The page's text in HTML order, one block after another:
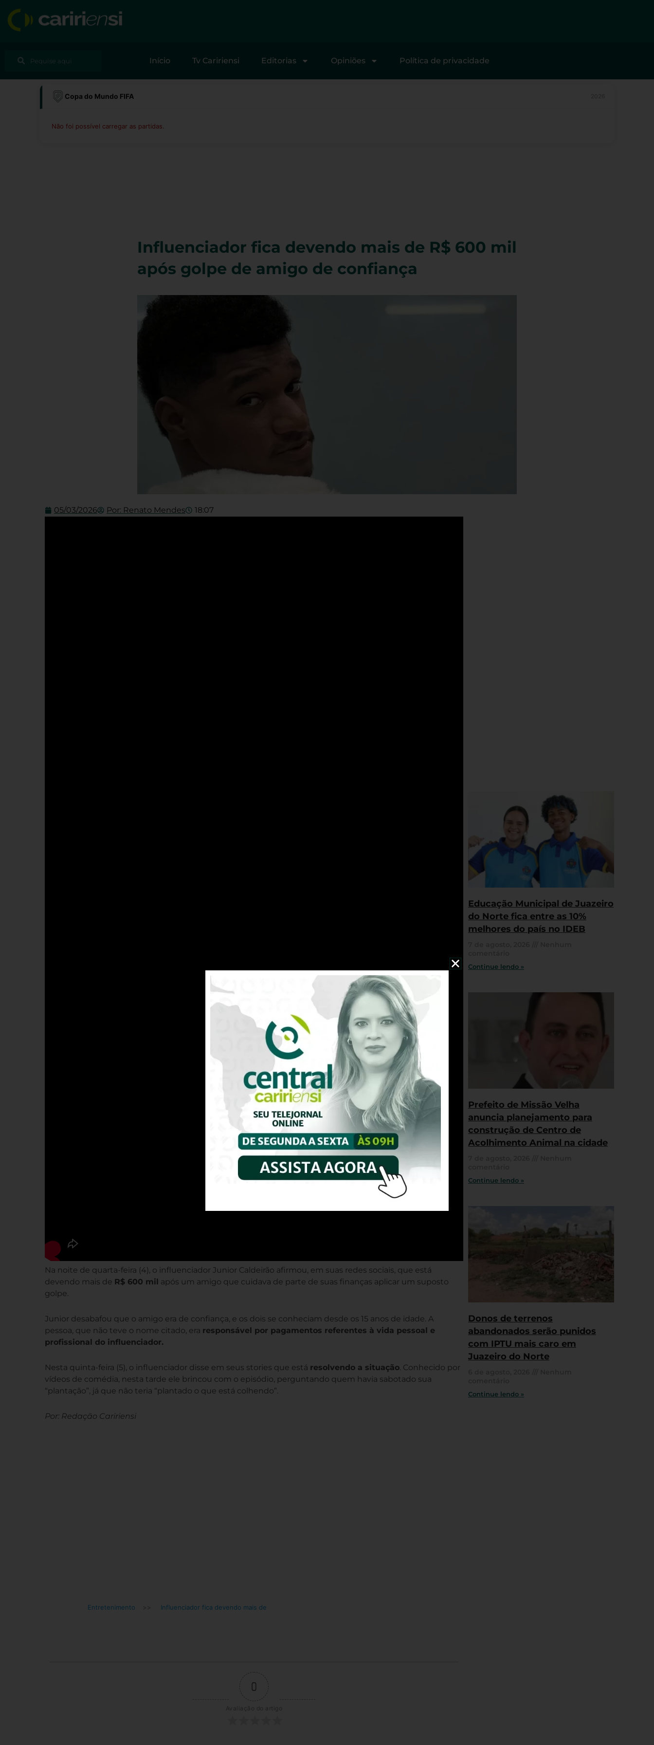
para
Pesquisar
Início Tv Caririensi Editorias Opiniões Política de privacidade
Copa do Mundo FIFA
Não foi possível carregar as partidas.
Influenciador fica devendo mais de R$ 600 mil
após golpe de amigo de confiança
05/03/2026 Por: Renato Mendes 18:07
Na noite de quarta-feira (4), o influenciador Junior Caldeirão afirmou, em suas redes sociais, que está
devendo mais de R$ 600 mil após um amigo que cuidava de parte de suas finanças aplicar um suposto
golpe.
Junior desabafou que o amigo era de confiança, e os dois se conheciam desde os 15 anos de idade. A
pessoa, que não teve o nome citado, era responsável por pagamentos referentes à vida pessoal e
profissional do influenciador.
Nesta quinta-feira (5), o influenciador disse em seus stories que está resolvendo a situação. Conhecido por
vídeos de comédia, nesta tarde ele brincou com o episódio, perguntando quem havia sabotado sua
“plantação”, já que não teria “plantado o que está colhendo”.
Por: Redação Caririensi
Entretenimento >> Influenciador fica devendo mais de
0
Avaliação do artigo
Educação Municipal de Juazeiro
do Norte fica entre as 10%
melhores do país no IDEB
Continue lendo »
Prefeito de Missão Velha
anuncia planejamento para
construção de Centro de
Acolhimento Animal na cidade
Continue lendo »
Donos de terrenos
abandonados serão punidos
com IPTU mais caro em
Juazeiro do Norte
Continue lendo »